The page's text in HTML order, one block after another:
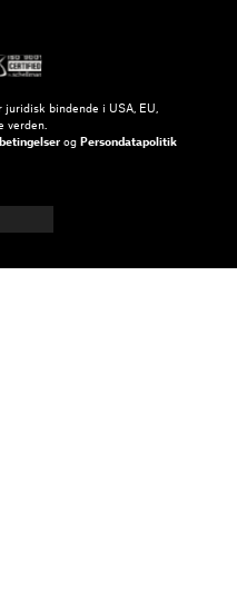
bindende i USA, EU,
verden.
og Persondatapolitik